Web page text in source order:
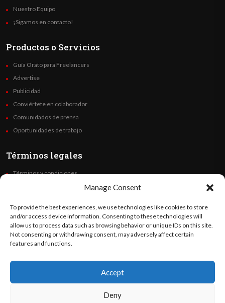
Manage Consent
To provide the best experiences, we use technologies like cookies to store
and/or access device information. Consenting to these technologies will
allow us to process data such as browsing behavior or unique IDs on this site.
Not consenting or withdrawing consent, may adversely affect certain
features and functions.
Accept
Deny
Nuestro Equipo
¡Sigamos en contacto!
Productos o Servicios
Guía Orato para Freelancers
Advertise
Publicidad
Conviértete en colaborador
Comunidados de prensa
Oportunidades de trabajo
Términos legales
Términos y condiciones
Code of Ethics
Síguenos
©OratoWorld Media 2026. Todos los derechos reservados..